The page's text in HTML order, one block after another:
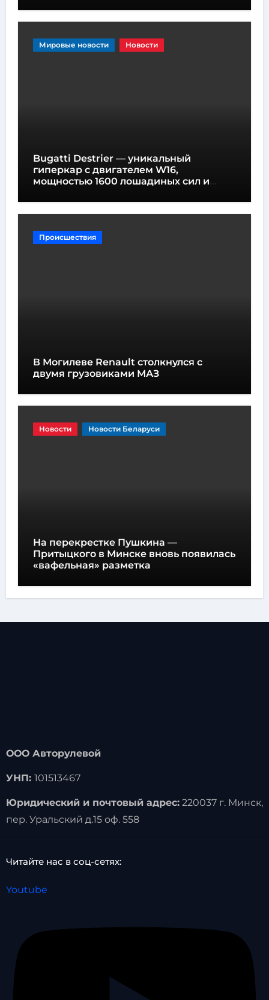
Мировые новости Новости
Bugatti Destrier — уникальный
гиперкар с двигателем W16,
мощностью 1600 лошадиных сил и
Происшествия
В Могилеве Renault столкнулся с
двумя грузовиками МАЗ
Новости Новости Беларуси
На перекрестке Пушкина —
Притыцкого в Минске вновь появилась
«вафельная» разметка
ООО Авторулевой
УНП: 101513467
Юридический и почтовый адрес:220037 г. Минск,
пер. Уральский д.15 оф. 558
Читайте нас в соц-сетях:
Youtube